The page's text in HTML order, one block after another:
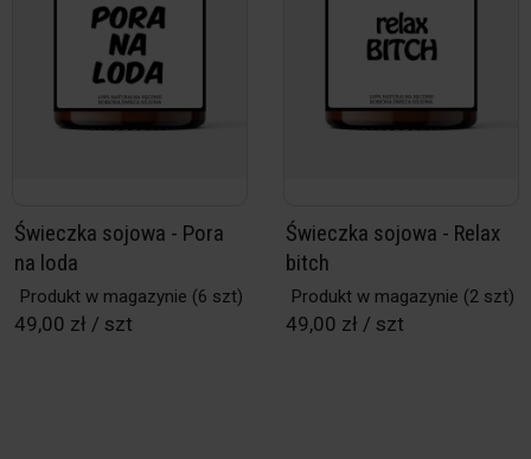
Świeczka sojowa - Pora
na loda
Produkt w magazynie (6 szt)
49,00 zł / szt
Świeczka sojowa - Relax
bitch
Produkt w magazynie (2 szt)
49,00 zł / szt